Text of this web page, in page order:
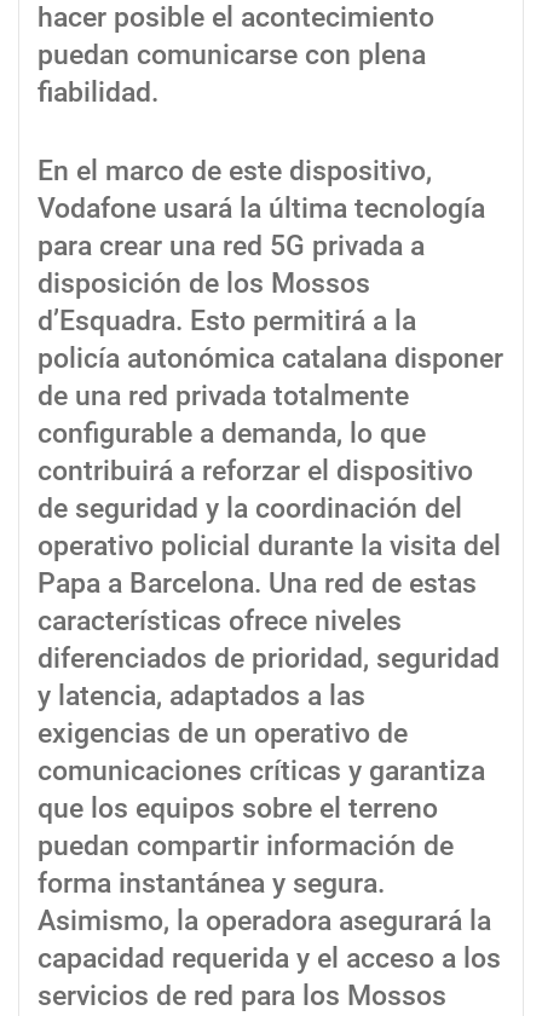
hacer posible el acontecimiento
puedan comunicarse con plena
fiabilidad.
En el marco de este dispositivo,
Vodafone usará la última tecnología
para crear una red 5G privada a
disposición de los Mossos
d’Esquadra. Esto permitirá a la
policía autonómica catalana disponer
de una red privada totalmente
configurable a demanda, lo que
contribuirá a reforzar el dispositivo
de seguridad y la coordinación del
operativo policial durante la visita del
Papa a Barcelona. Una red de estas
características ofrece niveles
diferenciados de prioridad, seguridad
y latencia, adaptados a las
exigencias de un operativo de
comunicaciones críticas y garantiza
que los equipos sobre el terreno
puedan compartir información de
forma instantánea y segura.
Asimismo, la operadora asegurará la
capacidad requerida y el acceso a los
servicios de red para los Mossos